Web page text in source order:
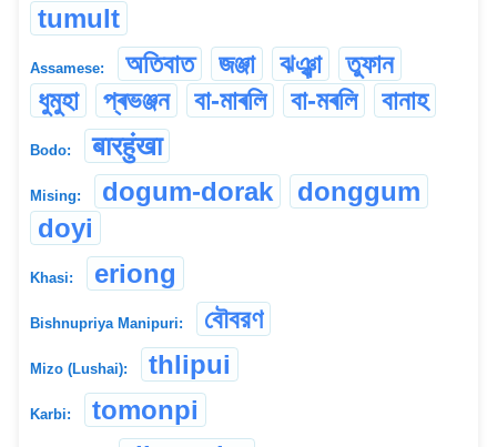
tumult
Assamese: অতিবাত জঞ্জা ঝঞ্ঝা
তুফান
ধুমুহা
প্ৰভঞ্জন বা-মাৰলি বা-মৰলি বানাহ
Bodo: बारहुंखा
Mising: dogum-dorak
donggum
doyi
Khasi: eriong
Bishnupriya Manipuri: বৌবরণ
Mizo (Lushai): thlipui
Karbi: tomonpi